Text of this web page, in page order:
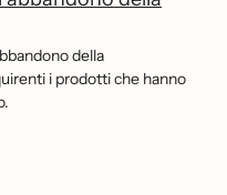
della
i prodotti che hanno